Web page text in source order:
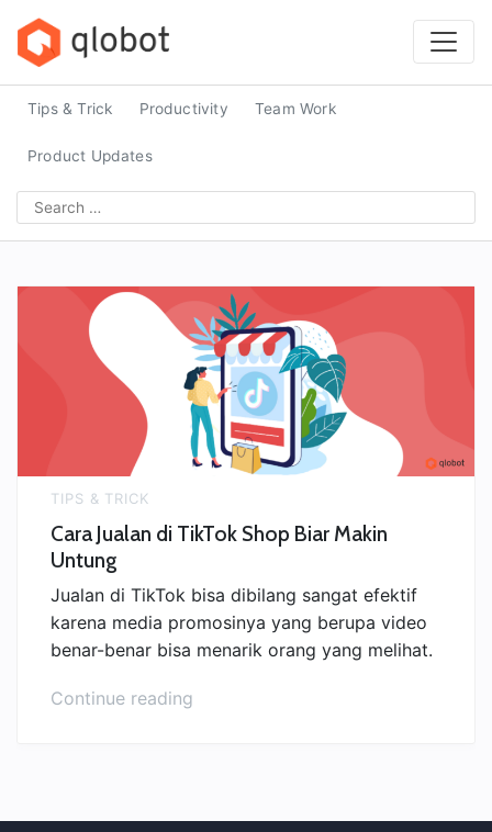
content
Tips & Trick Productivity Team Work
Product Updates
Search
for:
TIPS & TRICK
Cara Jualan di TikTok Shop Biar Makin
Untung
Jualan di TikTok bisa dibilang sangat efektif
karena media promosinya yang berupa video
benar-benar bisa menarik orang yang melihat.
Continue reading